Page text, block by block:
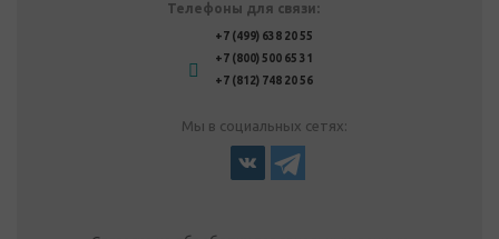
Телефоны для связи:
+7 (499) 638 20 55
+7 (800) 500 65 31
+7 (812) 748 20 56
Мы в социальных сетях: